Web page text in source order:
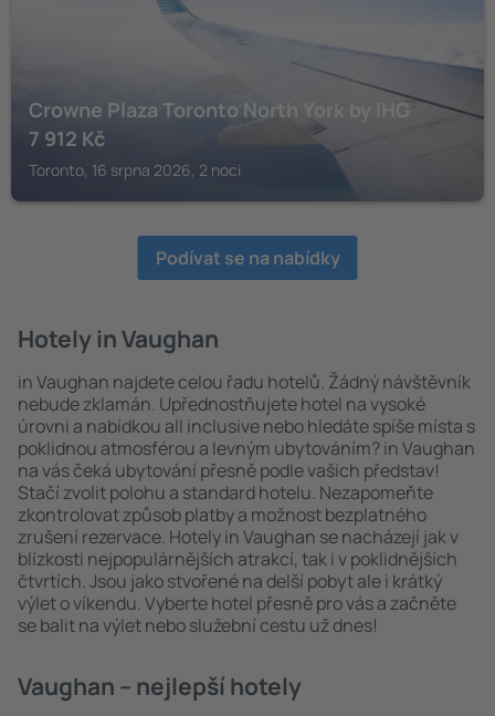
Crowne Plaza Toronto North York by IHG
7 912 Kč
Toronto, 16 srpna 2026, 2 noci
Podívat se na nabídky
Hotely in Vaughan
in Vaughan najdete celou řadu hotelů. Žádný návštěvník
nebude zklamán. Upřednostňujete hotel na vysoké
úrovni a nabídkou all inclusive nebo hledáte spíše místa s
poklidnou atmosférou a levným ubytováním? in Vaughan
na vás čeká ubytování přesně podle vašich představ!
Stačí zvolit polohu a standard hotelu. Nezapomeňte
zkontrolovat způsob platby a možnost bezplatného
zrušení rezervace. Hotely in Vaughan se nacházejí jak v
blízkosti nejpopulárnějších atrakcí, tak i v poklidnějších
čtvrtích. Jsou jako stvořené na delší pobyt ale i krátký
výlet o víkendu. Vyberte hotel přesně pro vás a začněte
se balit na výlet nebo služební cestu už dnes!
Vaughan – nejlepší hotely